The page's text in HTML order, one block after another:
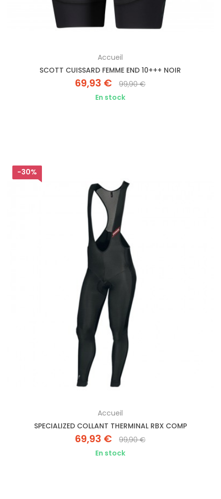
Accueil
SCOTT CUISSARD FEMME END 10+++ NOIR
69,93 €
99,90 €
En stock
-30%
Accueil
SPECIALIZED COLLANT THERMINAL RBX COMP
69,93 €
99,90 €
En stock